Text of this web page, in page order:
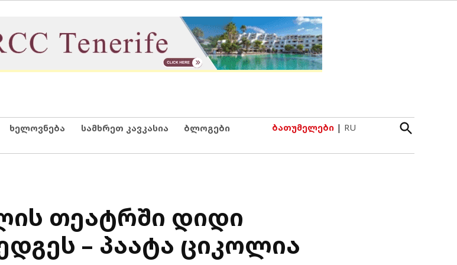
ხელოვნება სამხრეთ კავკასია ბლოგები ბათუმელები | RU
Open
Search
თეატრში დიდი
– პაატა ციკოლია